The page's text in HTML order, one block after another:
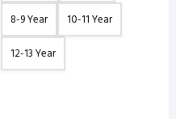
8-9 Year
10-11 Year
12-13 Year